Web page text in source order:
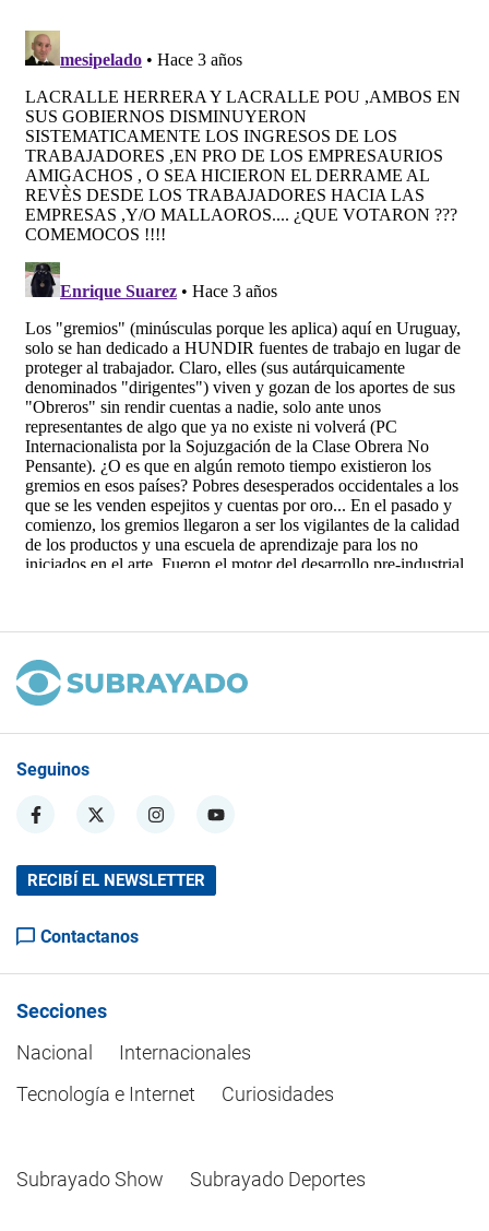
Seguinos
RECIBÍ EL NEWSLETTER
Contactanos
Secciones
Nacional
Internacionales
Tecnología e Internet
Curiosidades
Subrayado Show Subrayado Deportes